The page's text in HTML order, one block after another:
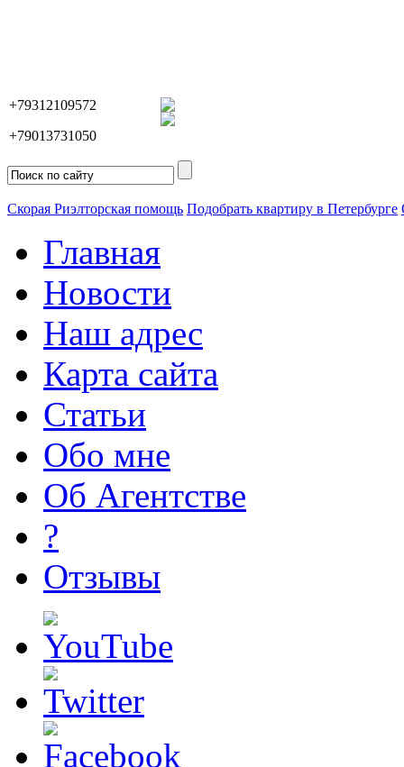
+79312109572
+79013731050
Скорая Риэлторская помощь Подобрать квартиру в Петербурге
Главная
Новости
Наш адрес
Карта сайта
Статьи
Обо мне
Об Агентстве
?
Отзывы